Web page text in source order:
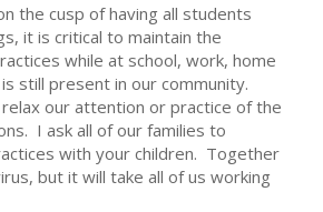
the cusp of having all students
it is critical to maintain the
while at school, work, home
still present in our community.
our attention or practice of the
I ask all of our families to
with your children. Together
but it will take all of us working